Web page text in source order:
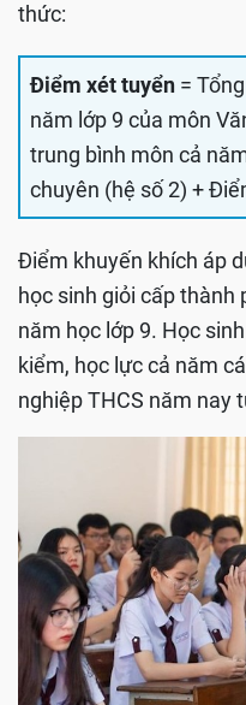
thức:
Điểm xét tuyển =
năm lớp 9 của môn
trung bình môn cả
chuyên (hệ số 2) +
Điểm khuyến khích áp
học sinh giỏi cấp thành
năm học lớp 9. Học
kiểm, học lực cả năm
nghiệp THCS năm nay